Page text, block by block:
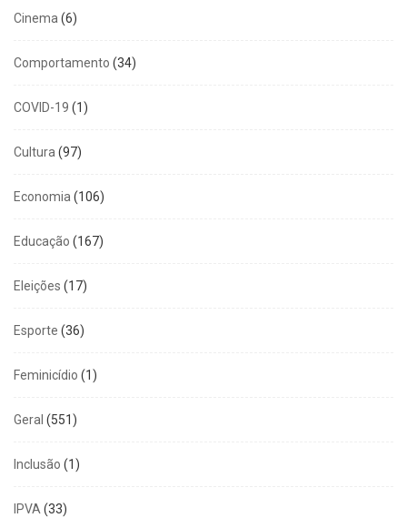
Cinema(6)
Comportamento (34)
COVID-19 (1)
Cultura(97)
Economia(106)
Educação (167)
Eleições (17)
Esporte (36)
Feminicídio (1)
Geral (551)
Inclusão (1)
IPVA(33)